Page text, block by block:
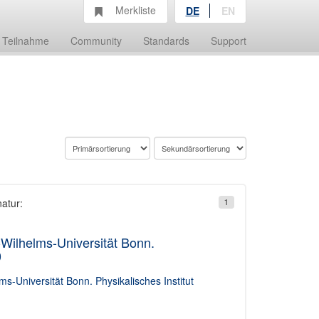
Teilnahme Community Standards Support
Merkliste DE EN
1
Universität Bonn.
Universität Bonn. Physikalisches Institut